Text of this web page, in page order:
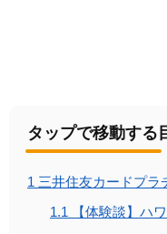
タップで移動する
1 三井住友カードプラ
1.1 【体験談】ハ